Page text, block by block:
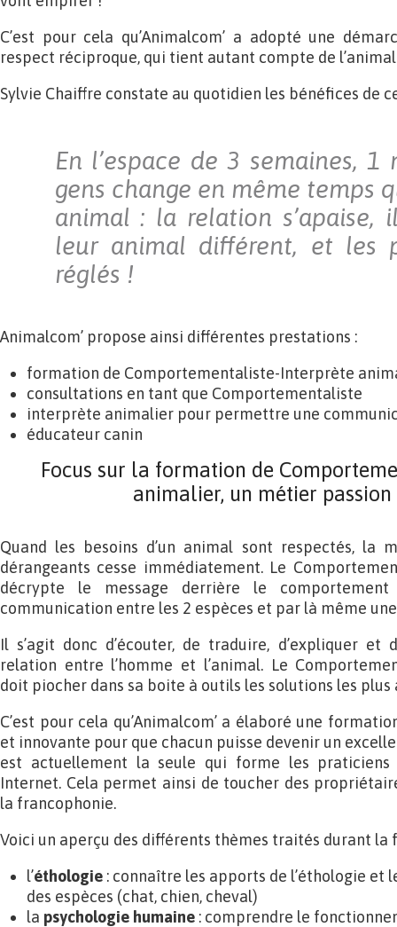
C’est pour cela qu’Animalcom’ a adopté une
respect réciproque, qui tient autant compte de l’animal
Sylvie Chaiffre constate au quotidien les bénéfices de
En l’espace de 3 semaines,
gens change en même temps
animal : la relation s’apaise,
leur animal différent, et les
réglés !
Animalcom’ propose ainsi différentes prestations :
formation de Comportementaliste-Interprète
consultations en tant que Comportementaliste
interprète animalier pour permettre une
éducateur canin
Focus sur la formation de
animalier, un métier passion
Quand les besoins d’un animal sont respectés, la
dérangeants cesse immédiatement. Le
décrypte le message derrière le
communication entre les 2 espèces et par là même
Il s’agit donc d’écouter, de traduire, d’expliquer
relation entre l’homme et l’animal. Le
doit piocher dans sa boite à outils les solutions les plus
C’est pour cela qu’Animalcom’ a élaboré une
et innovante pour que chacun puisse devenir un
est actuellement la seule qui forme les
Internet. Cela permet ainsi de toucher des
la francophonie.
Voici un aperçu des différents thèmes traités durant la
l’éthologie : connaître les apports de l’éthologie et
des espèces (chat, chien, cheval)
la psychologie humaine : comprendre le